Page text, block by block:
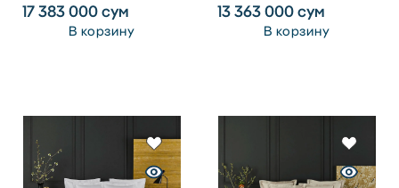
17 383 000сум
В корзину
13 363 000сум
В корзину